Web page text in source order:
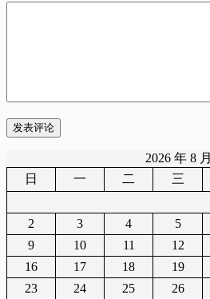
发表评论
2026 年 8 月
日
一 二 三
2
3 4 5
9
10 11 12
16
17 18 19
23
24 25 26